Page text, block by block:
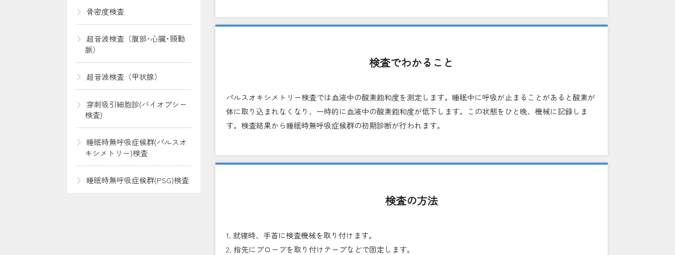
検査でわかること
パルスオキシメトリー検査では血液中の酸素飽和度を測定します。睡眠中に呼吸が止まることがあると酸素が
体に取り込まれなくなり、一時的に血液中の酸素飽和度が低下します。この状態をひと晩、機械に記録しま
す。検査結果から睡眠時無呼吸症候群の初期診断が行われます。
検査の方法
1. 就寝時、手首に検査機械を取り付けます。
2. 指先にプローブを取り付けテープなどで固定します。
骨密度検査
超音波検査（腹部･心臓･頸動
脈）
超音波検査（甲状腺）
穿刺吸引細胞診(バイオプシー
検査)
睡眠時無呼吸症候群(パルスオ
キシメトリー)検査
睡眠時無呼吸症候群(PSG)検査